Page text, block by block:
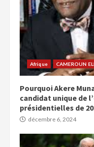
Afrique CAMEROUN
Pourquoi Akere
candidat unique de
présidentielles de
décembre 6, 2024